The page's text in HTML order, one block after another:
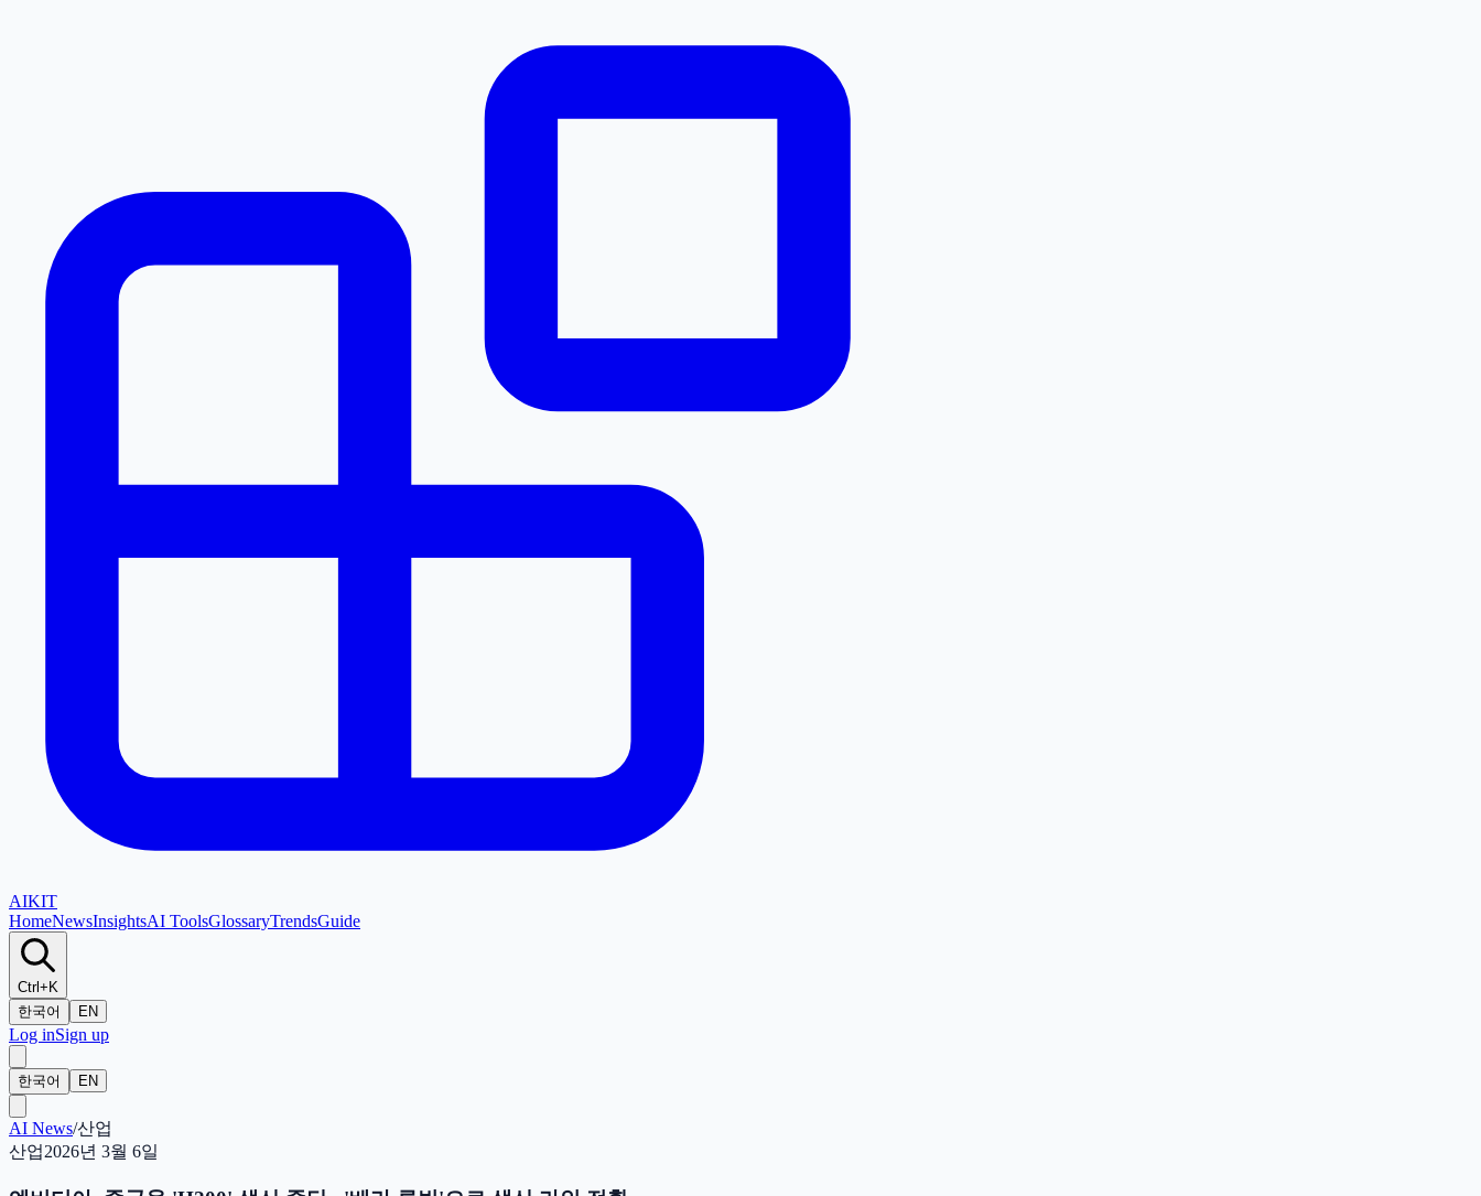
AIKIT
HomeNewsInsightsAI ToolsGlossaryTrendsGuide
Ctrl+K
한국어
EN
Log inSign up
한국어 EN
AI News/산업
산업2026년 3월 6일